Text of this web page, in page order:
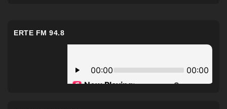
ERTE FM 94.8